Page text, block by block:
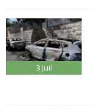
3 Juil